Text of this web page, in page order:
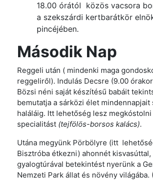
18.00 órától közös vacsora
a szekszárdi kertbarátkör
pincéjében.
Második Nap
Reggeli után ( mindenki maga
reggeliről). Indulás Decsre (9.00
Bözsi néni saját készítésű babáit
bemutatja a sárközi élet
haláláig. Itt lehetőség lesz megkóstolni
specialitást (tejfölös-borsos kalács).
Utána megyünk Pörbölyre (itt
Bisztróba étkezni) ahonnét kisvasúttal,
gyalogtúrával betekintést nyerünk a
Nemzeti Park állat és növény világába.